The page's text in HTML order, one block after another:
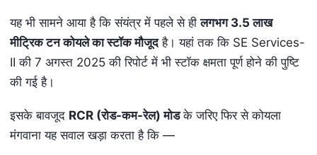
यह भी सामने आया है कि संयंत्र में पहले से हीलगभग 3.5लाख
मीट्रिक टन कोयले का स्टॉक मौजूदहै। यहां तक कि SE Services-
II की 7 अगस्त 2025 की रिपोर्ट में भी स्टॉक क्षमता पूर्ण होने की पुष्टि
की गई है।
इसके बावजूद RCR (रोड-कम-रेल) मोडके जरिए फिर से कोयला
मंगवाना यह सवाल खड़ा करता है कि —